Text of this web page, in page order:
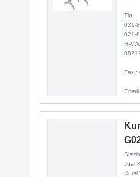
Tlp :
021-
021-
HP/
Fax :
Jual
Kursi